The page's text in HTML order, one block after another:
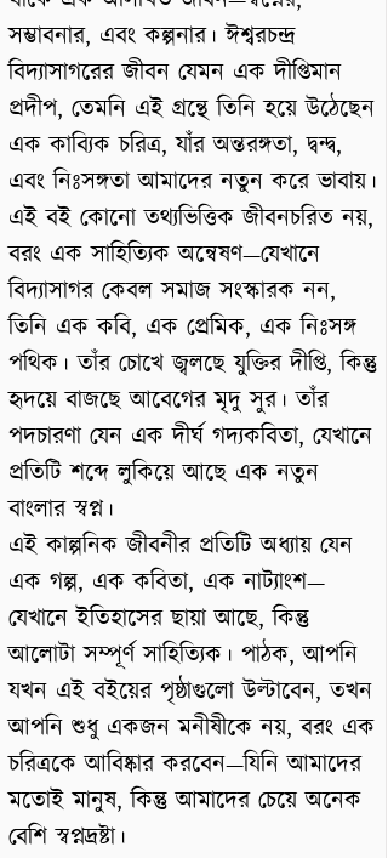
সম্ভাবনার, এবং কল্পনার। ঈশ্বরচন্দ্র
বিদ্যাসাগরের জীবন যেমন এক দীপ্তিমান
প্রদীপ, তেমনি এই গ্রন্থে তিনি হয়ে উঠেছেন
এক কাব্যিক চরিত্র, যাঁর অন্তরঙ্গতা, দ্বন্দ্ব,
এবং নিঃসঙ্গতা আমাদের নতুন করে ভাবায়।
এই বই কোনো তথ্যভিত্তিক জীবনচরিত নয়,
বরং এক সাহিত্যিক অন্বেষণ—যেখানে
বিদ্যাসাগর কেবল সমাজ সংস্কারক নন,
তিনি এক কবি, এক প্রেমিক, এক নিঃসঙ্গ
পথিক। তাঁর চোখে জ্বলছে যুক্তির দীপ্তি, কিন্তু
হৃদয়ে বাজছে আবেগের মৃদু সুর। তাঁর
পদচারণা যেন এক দীর্ঘ গদ্যকবিতা, যেখানে
প্রতিটি শব্দে লুকিয়ে আছে এক নতুন
বাংলার স্বপ্ন।
এই কাল্পনিক জীবনীর প্রতিটি অধ্যায় যেন
এক গল্প, এক কবিতা, এক নাট্যাংশ—
যেখানে ইতিহাসের ছায়া আছে, কিন্তু
আলোটা সম্পূর্ণ সাহিত্যিক। পাঠক, আপনি
যখন এই বইয়ের পৃষ্ঠাগুলো উল্টাবেন, তখন
আপনি শুধু একজন মনীষীকে নয়, বরং এক
চরিত্রকে আবিষ্কার করবেন—যিনি আমাদের
মতোই মানুষ, কিন্তু আমাদের চেয়ে অনেক
বেশি স্বপ্নদ্রষ্টা।